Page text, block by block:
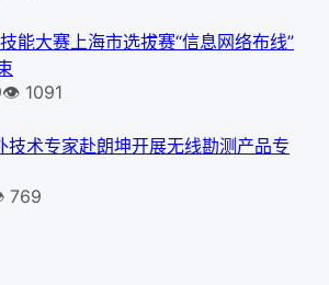
能大赛上海市选拔赛“信息网络布线”
👁 1091
术专家赴朗坤开展无线勘测产品专
769